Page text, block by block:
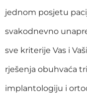
jednom posjetu
svakodnevno
sve kriterije Vas i
rješenja obuhvaća
implantologiju i